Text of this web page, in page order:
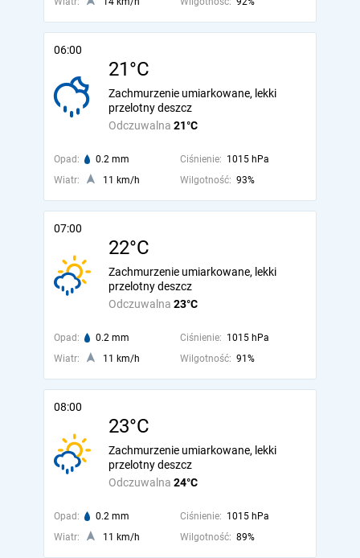
06:00
21°C
Odczuwalna 21°C
Zachmurzenie umiarkowane, lekki
przelotny deszcz
Opad: 0.2 mm Ciśnienie: 1015 hPa
Wiatr:
11 km/h Wilgotność: 93%
07:00
22°C
Odczuwalna 23°C
Zachmurzenie umiarkowane, lekki
przelotny deszcz
Opad: 0.2 mm Ciśnienie: 1015 hPa
Wiatr:
11 km/h Wilgotność: 91%
08:00
23°C
Odczuwalna 24°C
Zachmurzenie umiarkowane, lekki
przelotny deszcz
Opad: 0.2 mm Ciśnienie: 1015 hPa
Wiatr:
11 km/h Wilgotność: 89%